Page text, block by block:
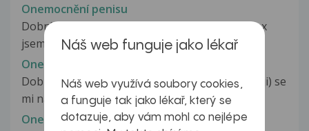
Onemocnění penisu
Dobrý den, chtěl bych se zeptat. Je mi 21 let. Sex
jsem ještě neměl. A při erekci...
Onemocnění penisu
Dobrý den, občas (cca co půl roku, někdy častěji) se
mi na předkožce vytvoří...
Onemocnění penisu
Náš web funguje jako lékař
Náš web využívá soubory cookies,
a funguje tak jako lékař, který se
dotazuje, aby vám mohl co nejlépe